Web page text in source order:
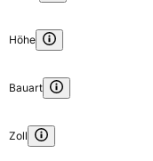
Höhe
Bauart
Zoll